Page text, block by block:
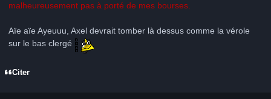
malheureusement pas à porté de mes bourses.
Aïe aïe Ayeuuu, Axel devrait tomber là dessus comme la vérole
sur le bas clergé
Citer